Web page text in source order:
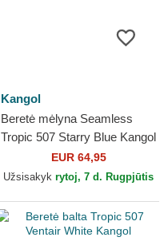
Kangol
Beretė mėlyna Seamless
Tropic 507 Starry Blue Kangol
EUR 64,95
Užsisakyk rytoj, 7 d. Rugpjūtis